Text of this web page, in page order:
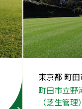
東京都 町
町田市立野
（芝生管理）